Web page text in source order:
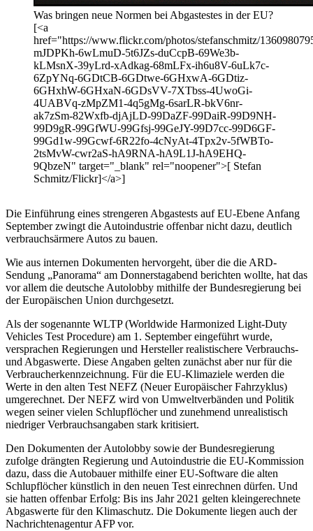
Was bringen neue Normen bei Abgastestes in der EU?
[<a
href="https://www.flickr.com/photos/stefanschmitz/
mJDPKh-6wLmuD-5t6JZs-duCcpB-69We3b-
kLMsnX-39yLrd-xAdkag-68mLFx-ih6u8V-6uLk7c-
6ZpYNq-6GDtCB-6GDtwe-6GHxwA-6GDtiz-
6GHxhW-6GHxaN-6GDsVV-7XTbss-4UwoGi-
4UABVq-zMpZM1-4q5gMg-6sarLR-bkV6nr-
ak7zSm-82Wxfb-djAjLD-99DaZF-99DaiR-99D9NH-
99D9gR-99GfWU-99Gfsj-99GeJY-99D7cc-99D6GF-
99Gd1w-99Gcwf-6R22fo-4cNyAt-4Tpx2v-5fWBTo-
2tsMvW-cwr2aS-hA9RNA-hA9L1J-hA9EHQ-
9QbzeN" target="_blank" rel="noopener">[ Stefan
Schmitz/Flickr]</a>]
Die Einführung eines strengeren Abgastests auf EU-Ebene Anfang
September zwingt die Autoindustrie offenbar nicht dazu, deutlich
verbrauchsärmere Autos zu bauen.
Wie aus internen Dokumenten hervorgeht, über die die ARD-
Sendung „Panorama“ am Donnerstagabend berichten wollte, hat das
vor allem die deutsche Autolobby mithilfe der Bundesregierung bei
der Europäischen Union durchgesetzt.
Als der sogenannte WLTP (Worldwide Harmonized Light-Duty
Vehicles Test Procedure) am 1. September eingeführt wurde,
versprachen Regierungen und Hersteller realistischere Verbrauchs-
und Abgaswerte. Diese Angaben gelten zunächst aber nur für die
Verbraucherkennzeichnung. Für die EU-Klimaziele werden die
Werte in den alten Test NEFZ (Neuer Europäischer Fahrzyklus)
umgerechnet. Der NEFZ wird von Umweltverbänden und Politik
wegen seiner vielen Schlupflöcher und zunehmend unrealistisch
niedriger Verbrauchsangaben stark kritisiert.
Den Dokumenten der Autolobby sowie der Bundesregierung
zufolge drängten Regierung und Autoindustrie die EU-Kommission
dazu, dass die Autobauer mithilfe einer EU-Software die alten
Schlupflöcher künstlich in den neuen Test einrechnen dürfen. Und
sie hatten offenbar Erfolg: Bis ins Jahr 2021 gelten kleingerechnete
Abgaswerte für den Klimaschutz. Die Dokumente liegen auch der
Nachrichtenagentur AFP vor.